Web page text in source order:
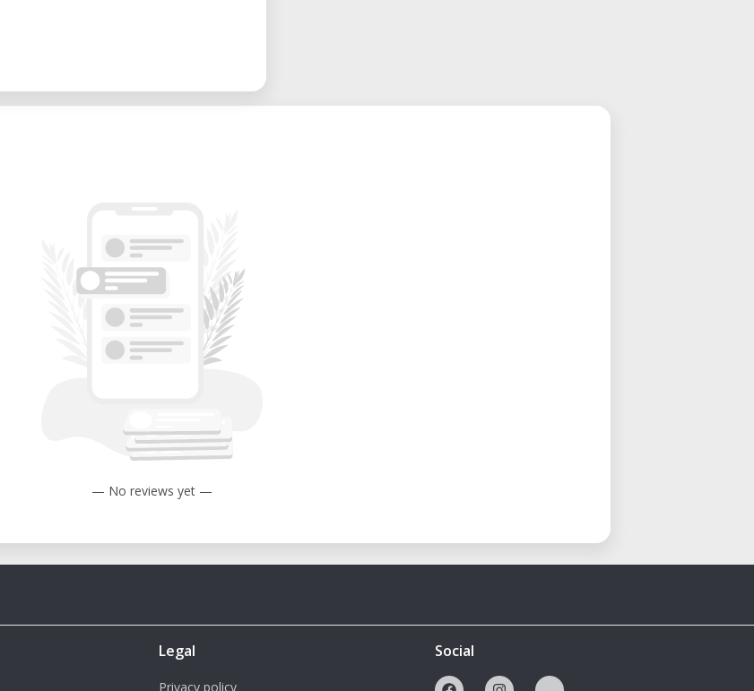
una pantalla táctil TFT de 7"
de conectividad Wi-Fi,
en diversos flujos de trabajo.
con vidrio de seguridad
boquillas de 2 mm, 3 mm y 5
— No reviews yet —
Legal
Privacy policy
Social